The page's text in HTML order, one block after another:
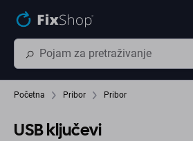
Početna Pribor Pribor
USB ključevi